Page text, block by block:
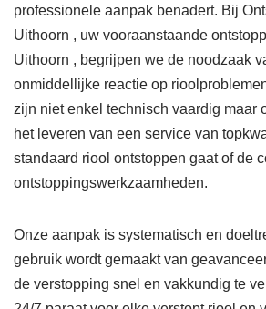
professionele aanpak benadert. Bij
Uithoorn , uw vooraanstaande
Uithoorn , begrijpen we de noodzaak
onmiddellijke reactie op
zijn niet enkel technisch vaardig maar
het leveren van een service van
standaard riool ontstoppen gaat of de
ontstoppingswerkzaamheden.
Onze aanpak is systematisch en
gebruik wordt gemaakt van
de verstopping snel en vakkundig te